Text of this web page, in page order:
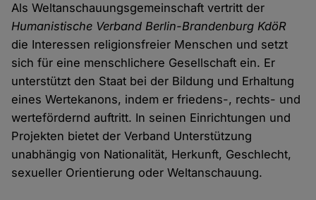
Als Weltanschauungsgemeinschaft vertritt der
Humanistische Verband Berlin-Brandenburg KdöR
die Interessen religionsfreier Menschen und setzt
sich für eine menschlichere Gesellschaft ein. Er
unterstützt den Staat bei der Bildung und Erhaltung
eines Wertekanons, indem er friedens-, rechts- und
wertefördernd auftritt. In seinen Einrichtungen und
Projekten bietet der Verband Unterstützung
unabhängig von Nationalität, Herkunft, Geschlecht,
sexueller Orientierung oder Weltanschauung.